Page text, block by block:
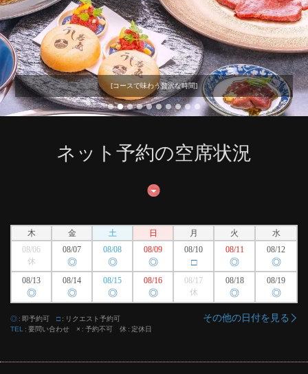
[コースで味わう贅沢な時間]
ネット予約の空席状況
木 金 土 日 月 火
水
08/06
休
08/07
◎
08/08
◎
08/09
◎
08/10
□
08/11
◎
08/12
◎
08/13
◎
08/14
◎
08/15
◎
08/16
◎
08/17
休
08/18
◎
08/19
◎
◎ 即予約可 □
リクエスト予約可
TEL
要問い合わせ × 予約不可 休 定休日
その他の日付を見る